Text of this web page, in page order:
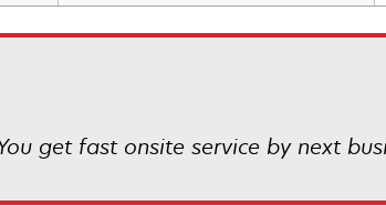
get fast onsite service by next